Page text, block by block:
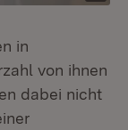
in
von ihnen
dabei nicht